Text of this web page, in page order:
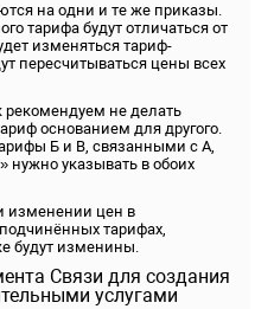
на одни и те же приказы.
тарифа будут отличаться от
изменяться тариф-
пересчитываться цены всех
не делать
основанием для другого.
Б и В, связанными с А,
нужно указывать в обоих
изменении цен в
тарифах,
будут изменины.
Связи для создания
услугами